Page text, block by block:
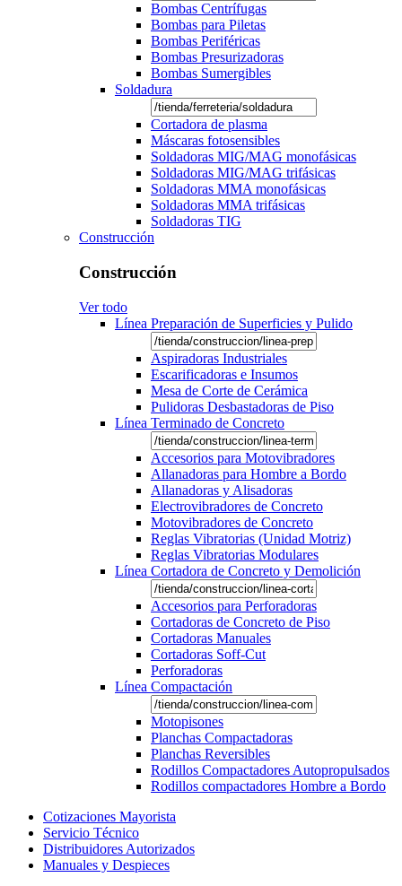
Bombas Centrífugas
Bombas para Piletas
Bombas Periféricas
Bombas Presurizadoras
Bombas Sumergibles
Soldadura
Cortadora de plasma
Máscaras fotosensibles
Soldadoras MIG/MAG monofásicas
Soldadoras MIG/MAG trifásicas
Soldadoras MMA monofásicas
Soldadoras MMA trifásicas
Soldadoras TIG
Construcción
Construcción
Ver todo
Línea Preparación de Superficies y Pulido
Aspiradoras Industriales
Escarificadoras e Insumos
Mesa de Corte de Cerámica
Pulidoras Desbastadoras de Piso
Línea Terminado de Concreto
Accesorios para Motovibradores
Allanadoras para Hombre a Bordo
Allanadoras y Alisadoras
Electrovibradores de Concreto
Motovibradores de Concreto
Reglas Vibratorias (Unidad Motriz)
Reglas Vibratorias Modulares
Línea Cortadora de Concreto y Demolición
Accesorios para Perforadoras
Cortadoras de Concreto de Piso
Cortadoras Manuales
Cortadoras Soff-Cut
Perforadoras
Línea Compactación
Motopisones
Planchas Compactadoras
Planchas Reversibles
Rodillos Compactadores Autopropulsados
Rodillos compactadores Hombre a Bordo
Cotizaciones Mayorista
Servicio Técnico
Distribuidores Autorizados
Manuales y Despieces